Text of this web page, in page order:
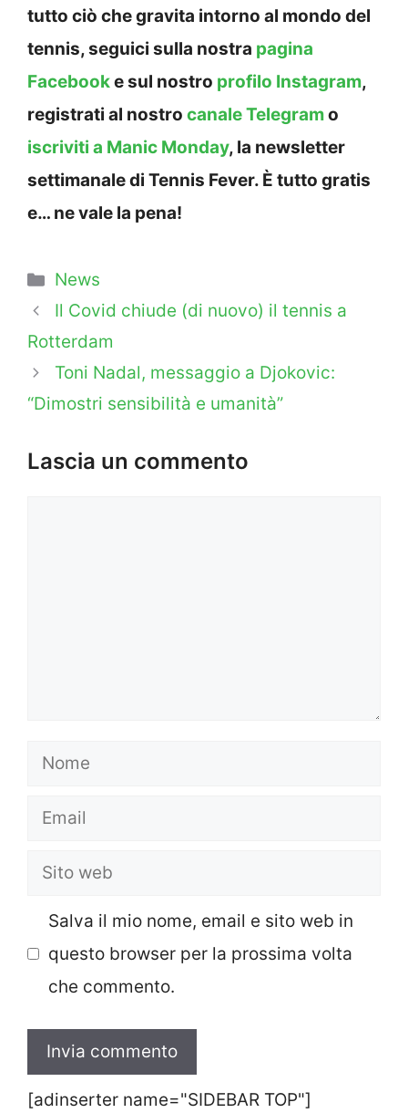
tutto ciò che gravita intorno al mondo del
tennis, seguici sulla nostra pagina
Facebooke sul nostro profilo Instagram,
registrati al nostro canale Telegramo
iscriviti a Manic Monday, la newsletter
settimanale di Tennis Fever. È tutto gratis
e… ne vale la pena!
Categorie
News
Il Covid chiude (di nuovo) il tennis a
Rotterdam
Toni Nadal, messaggio a Djokovic:
“Dimostri sensibilità e umanità”
Lascia un commento
Nome
Email
Sito
Salva il mio nome, email e sito web in
questo browser per la prossima volta
che commento.
[adinserter name="SIDEBAR TOP"]